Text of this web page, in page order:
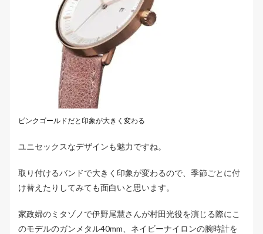
ピンクゴールドだと印象が大きく変わる
ユニセックスなデザインも魅力ですね。
取り付けるバンドで大きく印象が変わるので、季節ごとに付
け替えたりしてみても面白いと思います。
家政婦のミタゾノで伊野尾慧さんが村田光役を演じる際にこ
のモデルのガンメタル40mm、ネイビーナイロンの腕時計を